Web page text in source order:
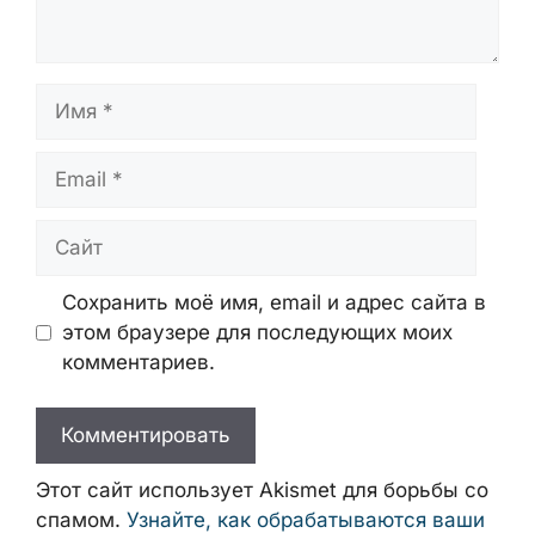
Сайт
в этом браузере для последующих моих
комментариев.